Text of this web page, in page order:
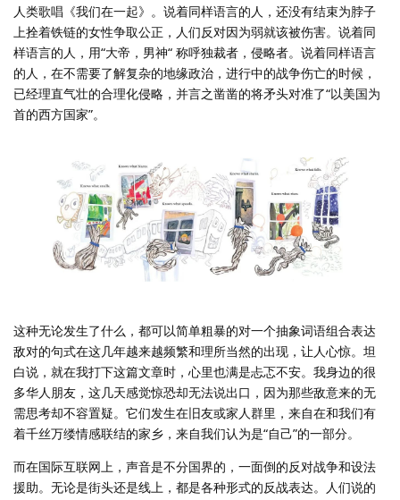
人类歌唱《我们在一起》。说着同样语言的人，还没有结束为脖子
上拴着铁链的女性争取公正，人们反对因为弱就该被伤害。说着同
样语言的人，用“大帝，男神“ 称呼独裁者，侵略者。说着同样语言
的人，在不需要了解复杂的地缘政治，进行中的战争伤亡的时候，
已经理直气壮的合理化侵略，并言之凿凿的将矛头对准了“以美国为
首的西方国家”。
这种无论发生了什么，都可以简单粗暴的对一个抽象词语组合表达
敌对的句式在这几年越来越频繁和理所当然的出现，让人心惊。坦
白说，就在我打下这篇文章时，心里也满是忐忑不安。我身边的很
多华人朋友，这几天感觉惊恐却无法说出口，因为那些敌意来的无
需思考却不容置疑。它们发生在旧友或家人群里，来自在和我们有
着千丝万缕情感联结的家乡，来自我们认为是“自己”的一部分。
而在国际互联网上，声音是不分国界的，一面倒的反对战争和设法
援助。无论是街头还是线上，都是各种形式的反战表达。人们说的